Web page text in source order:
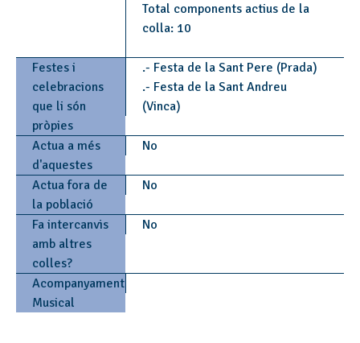
Total components actius de la
colla: 10
Festes i
celebracions
que li són
pròpies
.- Festa de la Sant Pere (Prada)
.- Festa de la Sant Andreu
(Vinca)
Actua a més
d'aquestes
No
Actua fora de
la població
No
Fa intercanvis
amb altres
colles?
No
Acompanyament
Musical